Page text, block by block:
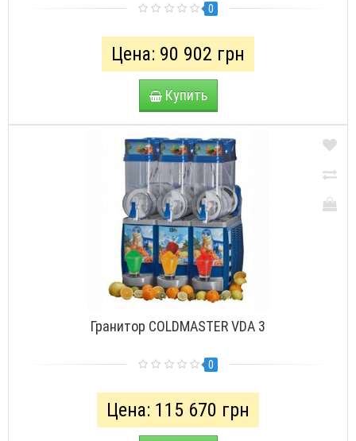
0
Цена: 90 902 грн
Купить
Гранитор COLDMASTER VDA 3
0
Цена: 115 670 грн